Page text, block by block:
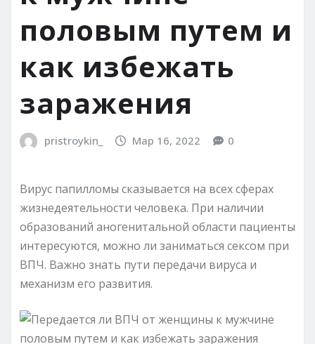
половым путем и
как избежать
заражения
pristroykin_ Мар 16, 2022 0
Вирус папилломы сказывается на всех сферах
жизнедеятельности человека. При наличии
образований аногенитальной области пациенты
интересуются, можно ли заниматься сексом при
ВПЧ. Важно знать пути передачи вируса и
механизм его развития.